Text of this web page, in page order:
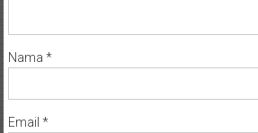
Nama *
Email *